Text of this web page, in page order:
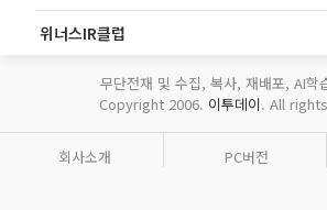
위너스IR클럽
무단전재 및 수집, 복사, 재배포, AI학
Copyright 2006. 이투데이. All
회사소개 PC버전